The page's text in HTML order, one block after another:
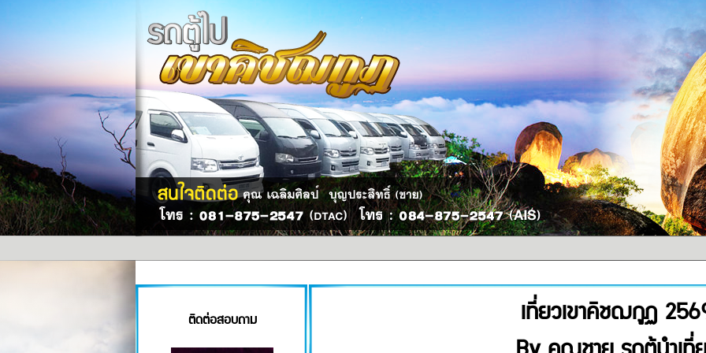
ติดต่อสอบถาม
เที่ยวเขาคิชฌกูฏ